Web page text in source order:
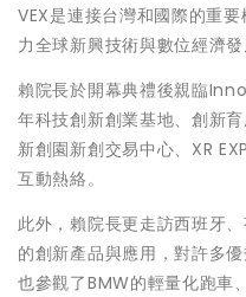
VEX是連接台灣和國際的重
力全球新興技術與數位經濟發
賴院長於開幕典禮後親臨
年科技創新創業基地、創新
新創園新創交易中心、XR
互動熱絡。
此外，賴院長更走訪西班牙
的創新產品與應用，對許多
也參觀了BMW的輕量化跑車